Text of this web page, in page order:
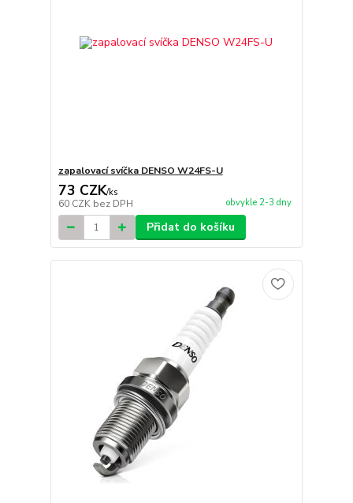
zapalovací svíčka DENSO W24FS-U
73 CZK/ks
60 CZK bez DPH obvykle 2-3 dny
Přidat do košíku